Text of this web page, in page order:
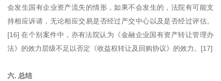
会发生国有企业资产流失的情形，如果不会发生的，法院有可能支
持相应诉请，无论相应交易是否经过产交中心以及是否经过评估。
[16] 在个别案件中，亦有法院认为《金融企业国有资产转让管理办
法》的效力层级不足以否定《收益权转让及回购协议》的效力。[17]
六. 总结